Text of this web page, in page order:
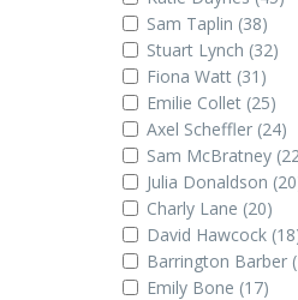
Kniha a puzzle: Vlajky
Pre kreatívne duše
Z detských kategórií
hobby, kreatívnou
Raj pre všetkých
Okrem cestopisov a
všeobecne, alebo pre
ilustrácií, bezbrehej
Sam Taplin (38)
Stuart Lynch (32)
Fiona Watt (31)
Emilie Collet (25)
Axel Scheffler (24)
Sam McBratney
Julia Donaldson
Charly Lane (20)
David Hawcock
Barrington Barber
Emily Bone (17)